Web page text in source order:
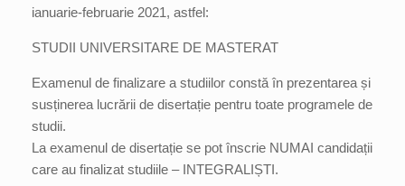
ianuarie-februarie 2021, astfel:
STUDII UNIVERSITARE DE MASTERAT
Examenul de finalizare a studiilor constă în prezentarea și
susținerea lucrării de disertație pentru toate programele de
studii.
La examenul de disertație se pot înscrie NUMAI candidații
care au finalizat studiile – INTEGRALIȘTI.